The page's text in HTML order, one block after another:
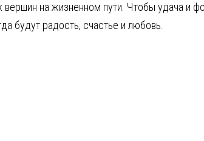
на жизненном пути. Чтобы удача и
будут радость, счастье и любовь.